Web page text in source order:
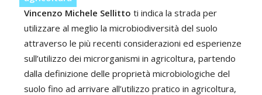
Vincenzo Michele Sellitto ti indica la strada per
utilizzare al meglio la microbiodiversità del suolo
attraverso le più recenti considerazioni ed esperienze
sull’utilizzo dei microrganismi in agricoltura, partendo
dalla definizione delle proprietà microbiologiche del
suolo fino ad arrivare all’utilizzo pratico in agricoltura,